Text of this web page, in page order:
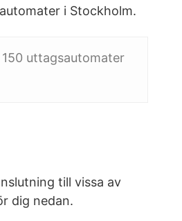
i Stockholm.
uttagsautomater
till vissa av
dig nedan.